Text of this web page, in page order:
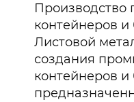
контейнеров и
Листовой
создания
контейнеров и